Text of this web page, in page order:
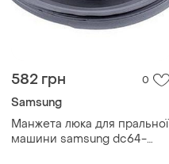
582 грн 0
Samsung
Манжета люка для пральної
машини samsung dc64-